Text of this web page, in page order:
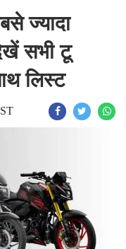
ज्यादा
सभी टू
लिस्ट